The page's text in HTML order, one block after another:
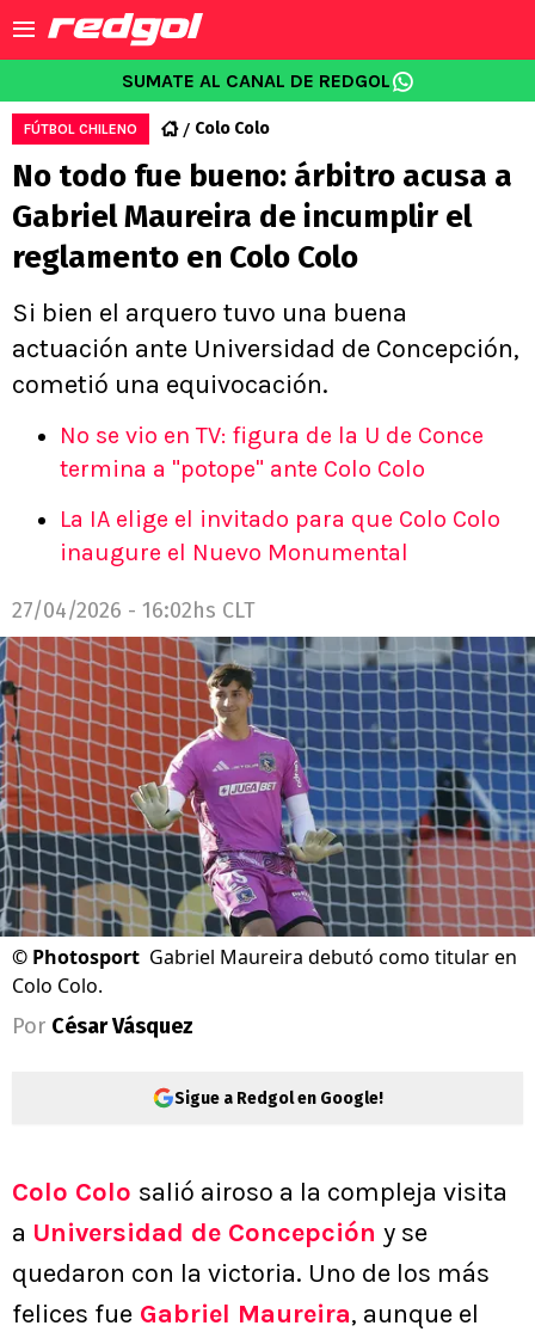
SUMATE AL CANAL DE REDGOL
FÚTBOL CHILENO Colo Colo
No todo fue bueno: árbitro acusa a
Gabriel Maureira de incumplir el
reglamento en Colo Colo
Si bien el arquero tuvo una buena
actuación ante Universidad de Concepción,
cometió una equivocación.
No se vio en TV: figura de la U de Conce
termina a "potope" ante Colo Colo
La IA elige el invitado para que Colo Colo
inaugure el Nuevo Monumental
27/04/2026 - 16:02hs CLT
© Photosport Gabriel Maureira debutó como titular en
Colo Colo.
Por César Vásquez
Sigue a Redgol en Google!
Colo Colo salió airoso a la compleja visita
a Universidad de Concepción y se
quedaron con la victoria. Uno de los más
felices fue Gabriel Maureira, aunque el